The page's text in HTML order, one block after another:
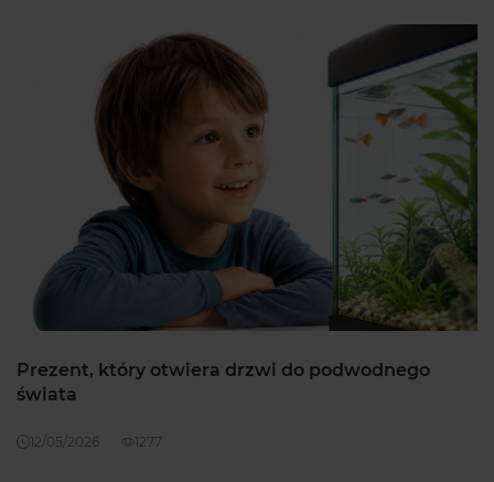
Prezent, który otwiera drzwi do podwodnego
świata
12/05/2026 1277